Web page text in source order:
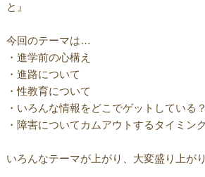
と』
今回のテーマは…
・進学前の心構え
・進路について
・性教育について
・いろんな情報をどこでゲットしている？
・障害についてカムアウトするタイミン
いろんなテーマが上がり、大変盛り上がり